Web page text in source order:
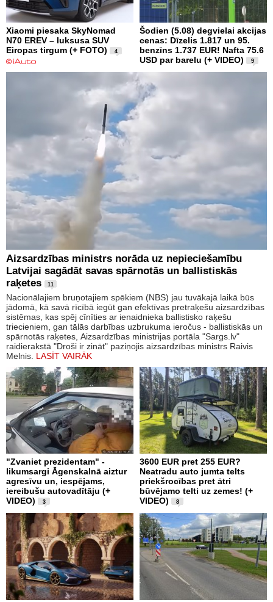
Xiaomi piesaka SkyNomad
N70 EREV – luksusa SUV
Eiropas tirgum (+ FOTO)
4
Šodien (5.08) degvielai akcijas
cenas: Dīzelis 1.817 un 95.
benzīns 1.737 EUR! Nafta 75.6
USD par barelu (+ VIDEO)
9
Aizsardzības ministrs norāda uz nepieciešamību
Latvijai sagādāt savas spārnotās un ballistiskās
raķetes
11
Nacionālajiem bruņotajiem spēkiem (NBS) jau tuvākajā laikā būs
jādomā, kā savā rīcībā iegūt gan efektīvas pretraķešu aizsardzības
sistēmas, kas spēj cīnīties ar ienaidnieka ballistisko raķešu
triecieniem, gan tālās darbības uzbrukuma ieročus - ballistiskās un
spārnotās raķetes, Aizsardzības ministrijas portāla "Sargs.lv"
raidierakstā "Droši ir zināt" paziņojis aizsardzības ministrs Raivis
Melnis. LASĪT VAIRĀK
"Zvaniet prezidentam" -
likumsargi Āgenskalnā aiztur
agresīvu un, iespējams,
iereibušu autovadītāju (+
VIDEO)
3
3600 EUR pret 255 EUR?
Neatradu auto jumta telts
priekšrocības pret ātri
būvējamo telti uz zemes! (+
VIDEO)
8